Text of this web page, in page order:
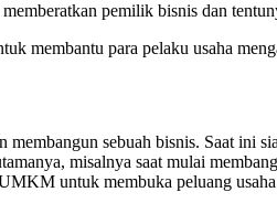
pemilik bisnis dan
membantu para pelaku usaha
membangun sebuah bisnis. Saat
misalnya saat mulai
untuk membuka peluang